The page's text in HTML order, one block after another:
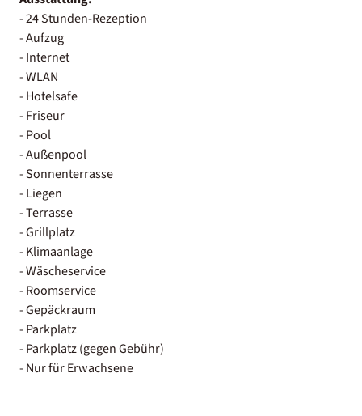
- 24 Stunden-Rezeption
- Aufzug
- Internet
- WLAN
- Hotelsafe
- Friseur
- Pool
- Außenpool
- Sonnenterrasse
- Liegen
- Terrasse
- Grillplatz
- Klimaanlage
- Wäscheservice
- Roomservice
- Gepäckraum
- Parkplatz
- Parkplatz (gegen Gebühr)
- Nur für Erwachsene